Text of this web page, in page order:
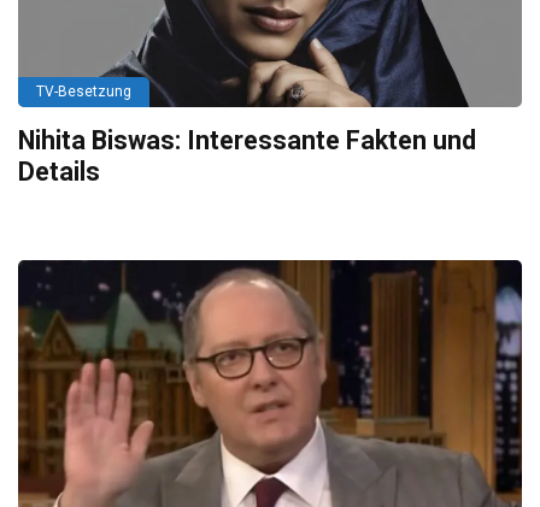
TV-Besetzung
Nihita Biswas: Interessante Fakten und
Details